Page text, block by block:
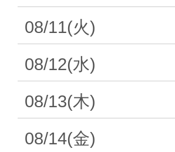
08/11(火)
08/12(水)
08/13(木)
08/14(金)